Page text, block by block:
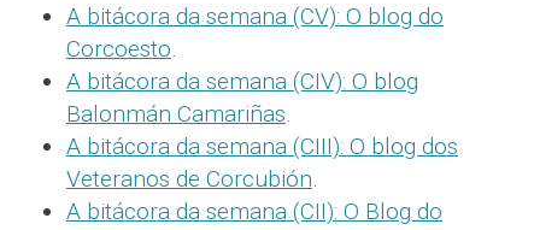
A bitácora da semana (CV): O blog do
Corcoesto.
A bitácora da semana (CIV): O blog
Balonmán Camariñas.
A bitácora da semana (CIII): O blog dos
Veteranos de Corcubión.
A bitácora da semana (CII): O Blog do